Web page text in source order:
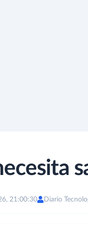
21:00:30 Diario